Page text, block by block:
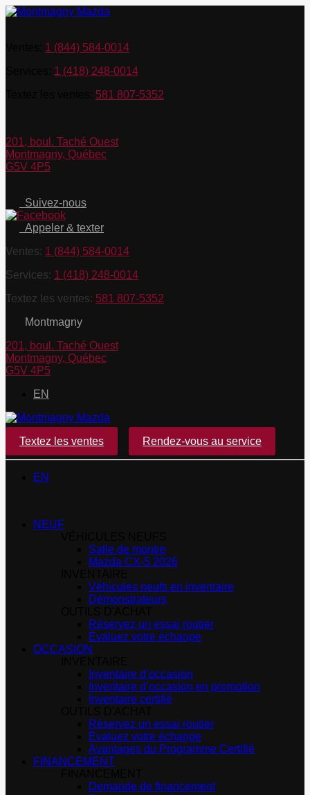
1 (844) 584-0014
1 (418) 248-0014
581 807-5352
201, boul. Taché Ouest
Montmagny, Québec
G5V 4P5
Suivez-nous
Appeler & texter
Ventes: 1 (844) 584-0014
Services: 1 (418) 248-0014
Textez les ventes: 581 807-5352
Montmagny
201, boul. Taché Ouest
Montmagny, Québec
G5V 4P5
EN
Textez les ventes Rendez-vous au service
EN
NEUF
Salle de montre
Mazda CX-5 2026
Véhicules neufs en inventaire
Démonstrateurs
Réservez un essai routier
Évaluez votre échange
OCCASION
Inventaire d’occasion
Inventaire d’occasion en promotion
Inventaire certifié
Réservez un essai routier
Évaluez votre échange
Avantages du Programme Certifié
FINANCEMENT
Demande de financement